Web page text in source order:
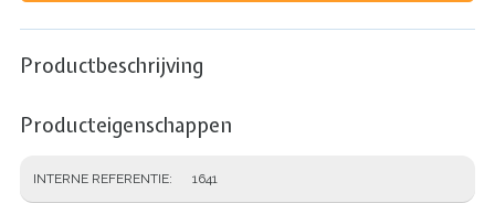
Productbeschrijving
Producteigenschappen
INTERNE REFERENTIE 1641